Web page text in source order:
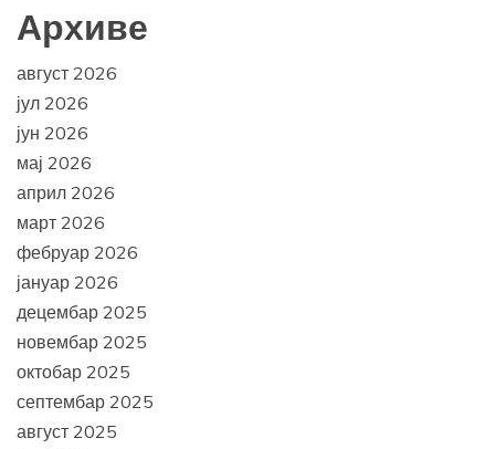
Архиве
август 2026
јул 2026
јун 2026
мај 2026
април 2026
март 2026
фебруар 2026
јануар 2026
децембар 2025
новембар 2025
октобар 2025
септембар 2025
август 2025